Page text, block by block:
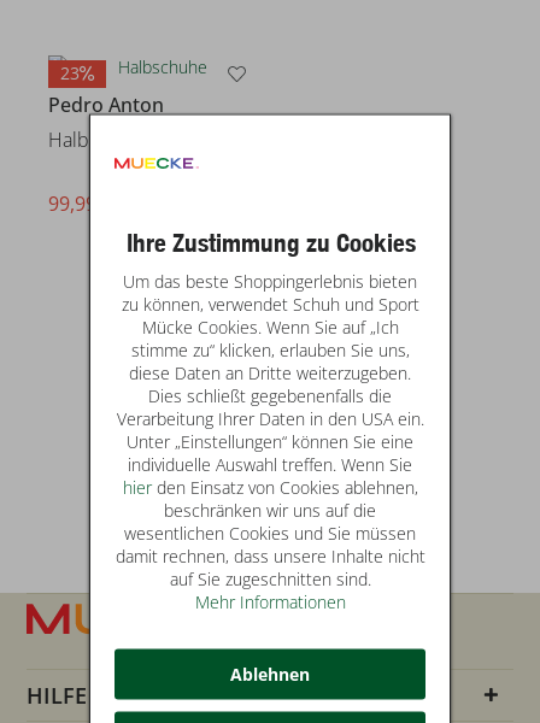
23
Pedro Anton
Halbschuhe
99,99 €
HILFE
Ihre Zustimmung zu Cookies
Um das beste Shoppingerlebnis bieten
zu können, verwendet Schuh und Sport
Mücke Cookies. Wenn Sie auf „Ich
stimme zu“ klicken, erlauben Sie uns,
diese Daten an Dritte weiterzugeben.
Dies schließt gegebenenfalls die
Verarbeitung Ihrer Daten in den USA ein.
Unter „Einstellungen“ können Sie eine
individuelle Auswahl treffen. Wenn Sie
hierden Einsatz von Cookies ablehnen,
beschränken wir uns auf die
wesentlichen Cookies und Sie müssen
damit rechnen, dass unsere Inhalte nicht
auf Sie zugeschnitten sind.
Mehr Informationen
Ablehnen